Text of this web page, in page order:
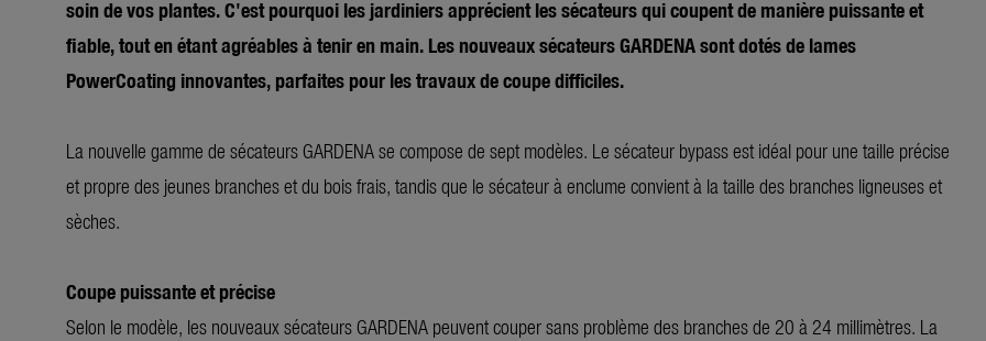
soin de vos plantes. C'est pourquoi les jardiniers apprécient les sécateurs qui coupent de manière puissante et
fiable, tout en étant agréables à tenir en main. Les nouveaux sécateurs GARDENA sont dotés de lames
PowerCoating innovantes, parfaites pour les travaux de coupe difficiles.
La nouvelle gamme de sécateurs GARDENA se compose de sept modèles. Le sécateur bypass est idéal pour une taille précise
et propre des jeunes branches et du bois frais, tandis que le sécateur à enclume convient à la taille des branches ligneuses et
sèches.
Coupe puissante et précise
Selon le modèle, les nouveaux sécateurs GARDENA peuvent couper sans problème des branches de 20 à 24 millimètres. La